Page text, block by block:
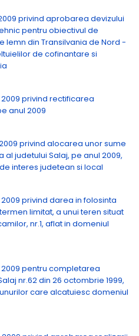
privind aprobarea devizului
pentru obiectivul de
lemn din Transilvania de Nord -
de cofinantare si
privind rectificarea
anul 2009
privind alocarea unor sume
judetului Salaj, pe anul 2009,
interes judetean si local
privind darea in folosinta
limitat, a unui teren situat
nr.1, aflat in domeniul
pentru completarea
nr.62 din 26 octombrie 1999,
care alcatuiesc domeniul